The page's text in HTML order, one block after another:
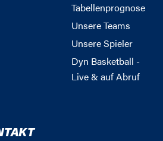
Tabellenprognose
Unsere Teams
Unsere Spieler
Dyn Basketball -
Live & auf Abruf